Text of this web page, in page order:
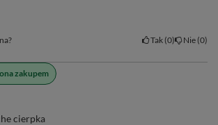
Tak 0 Nie 0
zakupem
cierpka